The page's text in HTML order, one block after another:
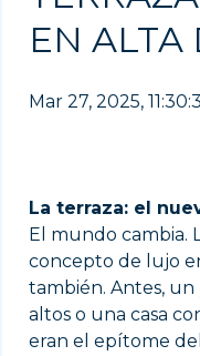
EN
Mar 27, 2025,
La terraza: el
El mundo cambia.
concepto de lujo
también. Antes, un
altos o una casa
eran el epítome